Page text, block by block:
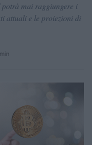
mai raggiungere i
attuali e le proiezioni di